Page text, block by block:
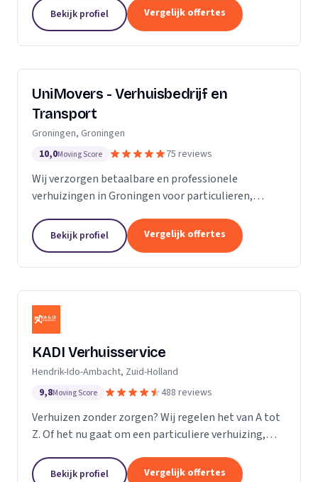
van de KvK. Door de toename van opdrachtgevers
hebben wij...
Bekijk profiel Vergelijk offertes
UniMovers - Verhuisbedrijf en
Transport
Groningen, Groningen
10,0Moving Score 75 reviews
Wij verzorgen betaalbare en professionele
verhuizingen in Groningen voor particulieren,
Bekijk profiel Vergelijk offertes
KADI Verhuisservice
Hendrik-Ido-Ambacht, Zuid-Holland
9,8Moving Score 488 reviews
Verhuizen zonder zorgen? Wij regelen het van A tot
Z. Of het nu gaat om een particuliere verhuizing,
snel, zorgvuldig en betrouwbaar. Van inpakken en
Bekijk profiel Vergelijk offertes